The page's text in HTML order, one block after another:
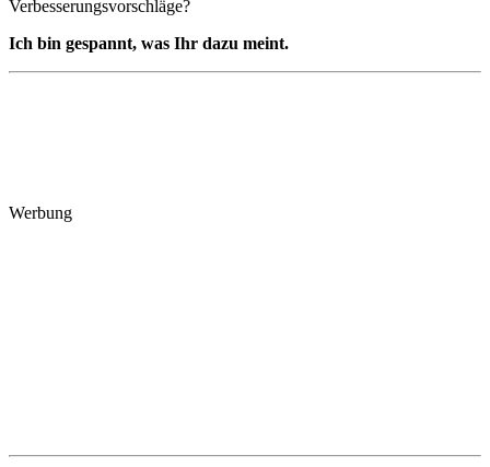
Verbesserungsvorschläge?
Ich bin gespannt, was Ihr dazu meint.
Werbung